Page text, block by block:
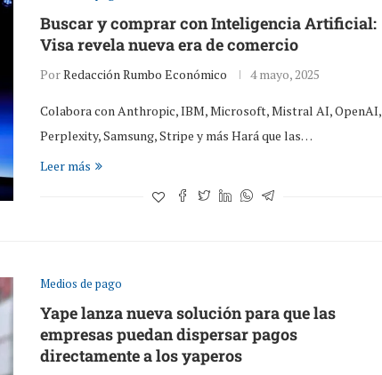
Buscar y comprar con Inteligencia Artificial:
Visa revela nueva era de comercio
PorRedacción Rumbo Económico 4 mayo, 2025
Colabora con Anthropic, IBM, Microsoft, Mistral AI, OpenAI,
Perplexity, Samsung, Stripe y más Hará que las…
Leer más
Medios de pago
Yape lanza nueva solución para que las
empresas puedan dispersar pagos
directamente a los yaperos